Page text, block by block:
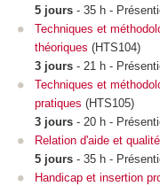
5 jours - 35 h -
Techniques et
théoriques (HTS104)
3 jours - 21 h -
Techniques et
pratiques (HTS105)
3 jours - 20 h -
Relation d'aide et
5 jours - 35 h -
Handicap et insertion